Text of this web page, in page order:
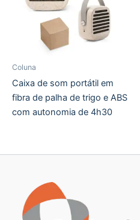
Coluna
Caixa de som portátil em
fibra de palha de trigo e ABS
com autonomia de 4h30